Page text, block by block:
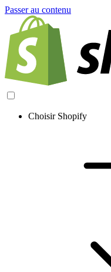
Passer au contenu
Choisir Shopify